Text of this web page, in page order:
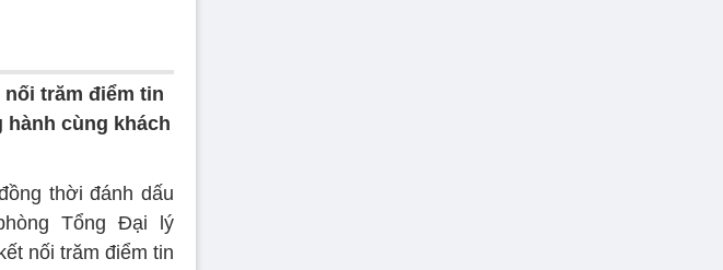
trăm điểm tin
cùng khách
thời đánh dấu
Tổng Đại lý
nối trăm điểm tin